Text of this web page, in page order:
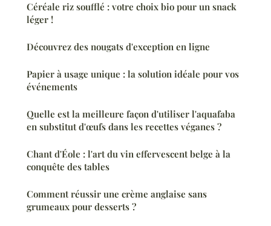
Céréale riz soufflé : votre choix bio pour un snack
léger !
Découvrez des nougats d'exception en ligne
Papier à usage unique : la solution idéale pour vos
événements
Quelle est la meilleure façon d'utiliser l'aquafaba
en substitut d'œufs dans les recettes véganes ?
Chant d'Éole : l'art du vin effervescent belge à la
conquête des tables
Comment réussir une crème anglaise sans
grumeaux pour desserts ?